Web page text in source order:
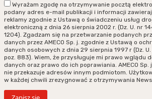
Wyrażam zgodę na otrzymywanie pocztą
podany adres e-mail publikacji i informacji
reklamy zgodnie z Ustawą o świadczeniu usług
elektroniczną z dnia 26 sierpnia 2002 r. (Dz. U. nr
1204). Zgadzam się na przetwarzanie podanych
danych przez AMECO Sp. j. zgodnie z Ustawą o
danych osobowych z dnia 29 sierpnia 1997 r (Dz. U.
poz. 883). Wiem, że przysługuje mi prawo wglądu
danych oraz prawo do ich poprawiania. AMECO Sp.
nie przekazuje adresów innym podmiotom.
w każdej chwili zrezygnować z otrzymywania